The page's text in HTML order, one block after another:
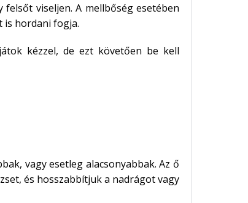
viseljen. A mellbőség esetében
is hordani fogja.
kézzel, de ezt követően be kell
vagy esetleg alacsonyabbak. Az ő
és hosszabbítjuk a nadrágot vagy